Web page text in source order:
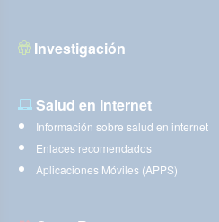
Investigación
Salud en Internet
Información sobre salud en internet
Enlaces recomendados
Aplicaciones Móviles (APPS)